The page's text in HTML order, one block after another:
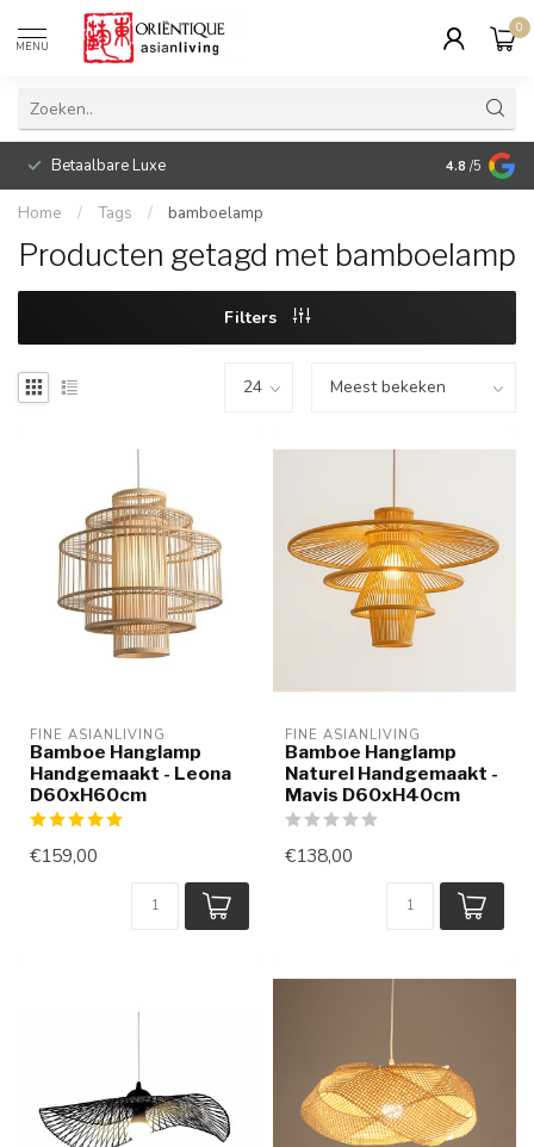
MENU
0
Betaalbare Luxe 4.8 /5
Home / Tags / bamboelamp
Producten getagd met bamboelamp
Filters
FINE ASIANLIVING
Bamboe Hanglamp
Handgemaakt - Leona
D60xH60cm
€159,00
FINE ASIANLIVING
Bamboe Hanglamp
Naturel Handgemaakt -
Mavis D60xH40cm
€138,00